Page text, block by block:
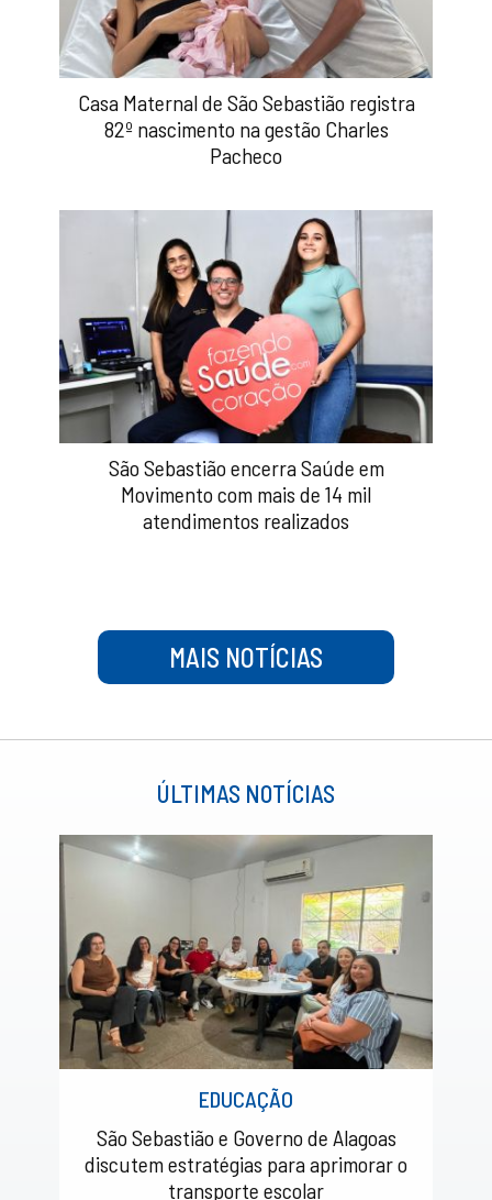
Casa Maternal de São Sebastião registra
82º nascimento na gestão Charles
Pacheco
São Sebastião encerra Saúde em
Movimento com mais de 14 mil
atendimentos realizados
MAIS NOTÍCIAS
ÚLTIMAS NOTÍCIAS
EDUCAÇÃO
São Sebastião e Governo de Alagoas
discutem estratégias para aprimorar o
transporte escolar